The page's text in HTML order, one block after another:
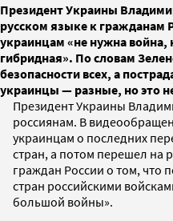
Президент Украины
русском языке к гражданам
украинцам «не нужна война,
гибридная». По словам
безопасности всех, а
украинцы — разные, но это
Президент Украины
россиянам. В
украинцам о последних
стран, а потом перешел на
граждан России о том, что
стран российскими
большой войны».